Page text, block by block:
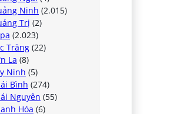
Ninh (2.015)
Trị (2)
(2.023)
Trăng (22)
La (8)
Ninh (5)
Bình (274)
Nguyên (55)
Hóa (6)